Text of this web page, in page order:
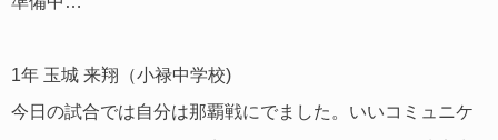
1年 玉城 来翔（小禄中学校)
今日の試合では自分は那覇戦にでました。いいコミュニケ